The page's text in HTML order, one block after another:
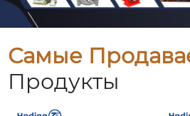
Самые
Продукты